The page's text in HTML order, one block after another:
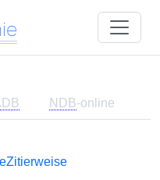
NDB-online
Zitierweise